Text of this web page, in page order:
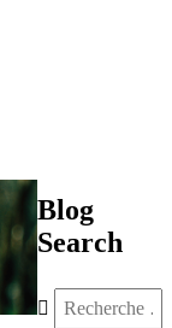
Blog
Search